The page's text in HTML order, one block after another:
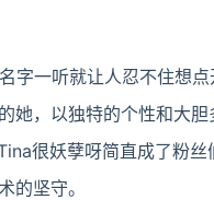
字一听就让人忍不住想
她，以独特的个性和大
很妖孽呀简直成了粉
的坚守。